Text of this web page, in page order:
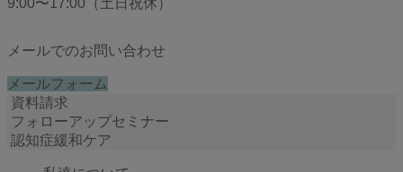
メールでのお問い合わせ
メールフォーム
資料請求
フォローアップセミナー
認知症緩和ケア